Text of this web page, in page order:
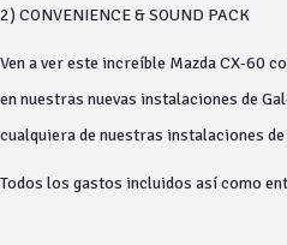
2) CONVENIENCE & SOUND PACK
Ven a ver este increíble Mazda CX-60
en nuestras nuevas instalaciones de
cualquiera de nuestras instalaciones
Todos los gastos incluidos así como